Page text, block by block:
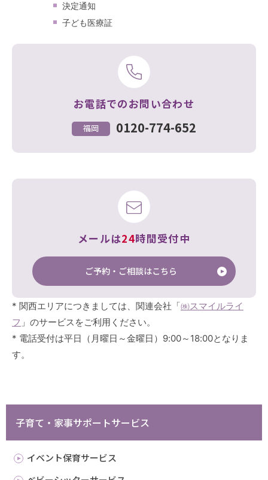
決定通知
子ども医療証
お電話でのお問い合わせ
福岡 0120-774-652
メールは24時間受付中
ご予約・ご相談はこちら
* 関西エリアにつきましては、関連会社「㈱スマイルライ
フ 」のサービスをご利用ください。
* 電話受付は平日（月曜日～金曜日）9:00～18:00となりま
す。
子育て・家事サポートサービス
イベント保育サービス